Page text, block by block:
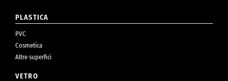
PLASTICA
PVC
Cosmetica
Altre superfici
VETRO